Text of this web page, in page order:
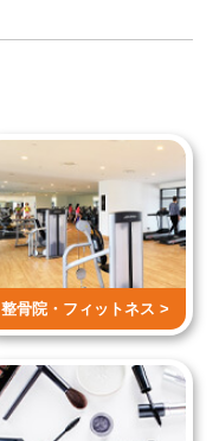
整骨院・ フィットネス >